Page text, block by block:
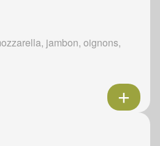
jambon, oignons,